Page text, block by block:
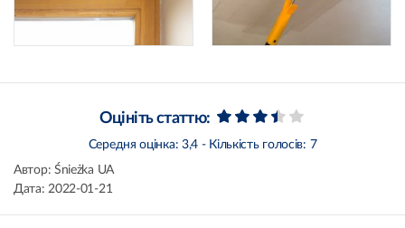
Оцініть статтю:
Середня оцінка: 3,4 - Кількість голосів: 7
Автор: Śnieżka UA
Дата: 2022-01-21